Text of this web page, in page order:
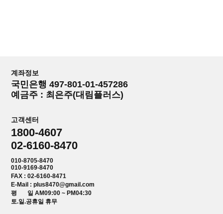
계좌정보
국민은행 497-801-01-457286
예금주 : 최은주(대림플러스)
고객센터
1800-4607
02-6160-8470
010-8705-8470
010-9169-8470
FAX : 02-6160-8471
E-Mail : plus8470@gmail.com
평 일 AM09:00 ~ PM04:30
토.일.공휴일 휴무